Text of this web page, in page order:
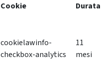
Cookie
Durata
cookielawinfo-
checkbox-analytics
11
mesi